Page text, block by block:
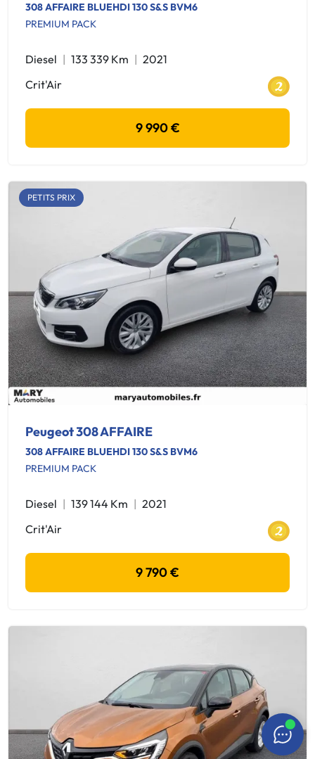
308 AFFAIRE BLUEHDI 130 S&S BVM6
PREMIUM PACK
Diesel 133 339 Km
2021
Crit'Air
9 990 €
PETITS PRIX
Peugeot 308 AFFAIRE
308 AFFAIRE BLUEHDI 130 S&S BVM6
PREMIUM PACK
Diesel 139 144 Km
2021
Crit'Air
9 790 €